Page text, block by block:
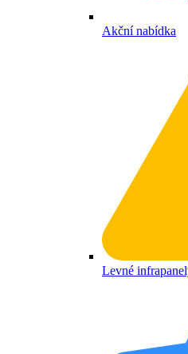
Akční nabídka
Levné